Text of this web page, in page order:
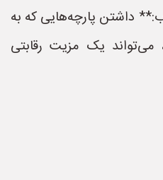
داشتن پارچه‌هایی که به
یک مزیت رقابتی